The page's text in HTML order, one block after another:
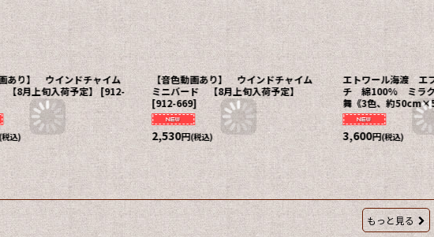
あり】 ウインドチャイム
【8月上旬入荷予定】[912-
込)
【音色動画あり】 ウインドチャイム
ミニバード 【8月上旬入荷予定】
[912-669]
2,530円(税込)
エトワール海渡 エ
チ 綿100% ミラ
舞《3色、約
3,600円(税込)
もっと見る